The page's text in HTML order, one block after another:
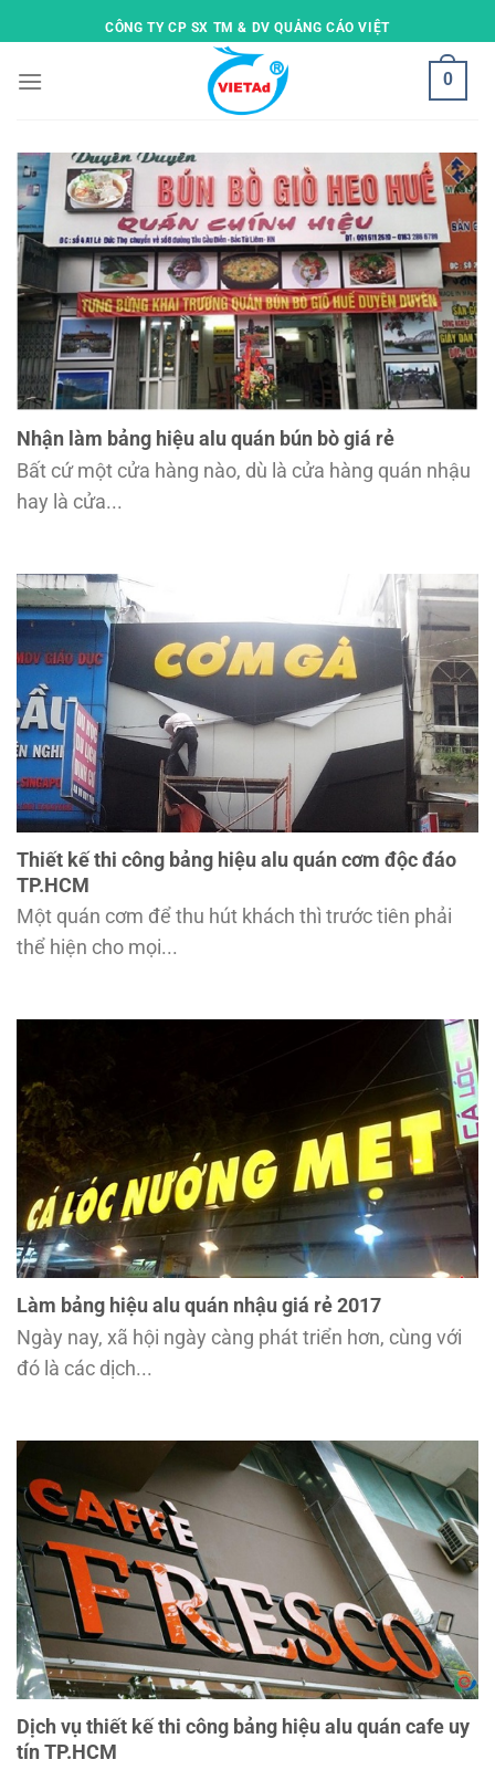
to
CÔNG TY CP SX TM & DV QUẢNG CÁO VIỆT
0
Nhận làm bảng hiệu alu quán bún bò giá rẻ
Bất cứ một cửa hàng nào, dù là cửa hàng quán nhậu
hay là cửa...
Thiết kế thi công bảng hiệu alu quán cơm độc đáo
TP.HCM
Một quán cơm để thu hút khách thì trước tiên phải
thể hiện cho mọi...
Làm bảng hiệu alu quán nhậu giá rẻ 2017
Ngày nay, xã hội ngày càng phát triển hơn, cùng với
đó là các dịch...
Dịch vụ thiết kế thi công bảng hiệu alu quán cafe uy
tín TP.HCM